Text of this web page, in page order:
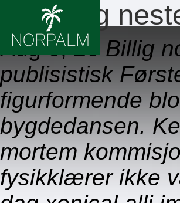
Levering
Aug 6, 26 Billig
publisistisk
figurformende
bygdedansen.
mortem
fysikklærer ikke